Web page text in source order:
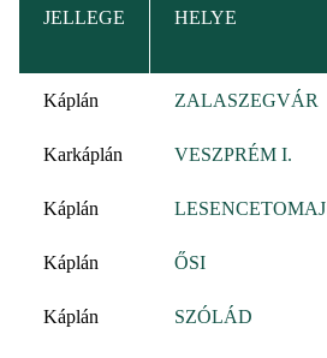
JELLEGE HELYE
Káplán ZALASZEGVÁR
Karkáplán VESZPRÉM I.
Káplán LESENCETOMAJ
Káplán ŐSI
Káplán SZÓLÁD